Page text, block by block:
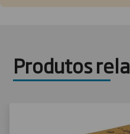
Produtos